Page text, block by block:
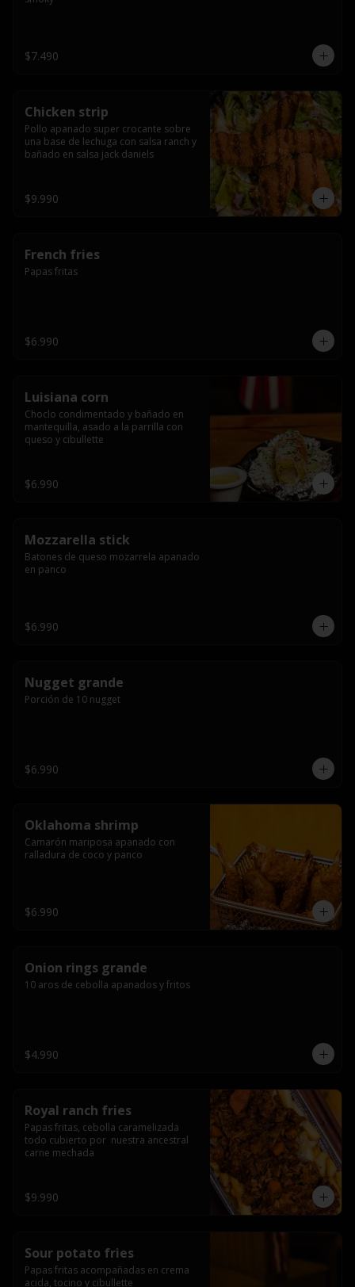
$7.490
Chicken strip
Pollo apanado super crocante sobre
una base de lechuga con salsa ranch y
bañado en salsa jack daniels
$9.990
French fries
Papas fritas
$6.990
Luisiana corn
Choclo condimentado y bañado en
mantequilla, asado a la parrilla con
queso y cibullette
$6.990
Mozzarella stick
Batones de queso mozarrela apanado
en panco
$6.990
Nugget grande
Porción de 10 nugget
$6.990
Oklahoma shrimp
Camarón mariposa apanado con
ralladura de coco y panco
$6.990
Onion rings grande
10 aros de cebolla apanados y fritos
$4.990
Royal ranch fries
Papas fritas, cebolla caramelizada
todo cubierto por  nuestra ancestral
carne mechada
$9.990
Sour potato fries
Papas fritas acompañadas en crema
acida, tocino y cibullette